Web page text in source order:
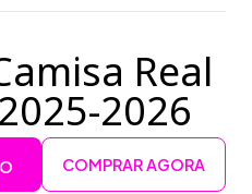
Real
2026
COMPRAR AGORA